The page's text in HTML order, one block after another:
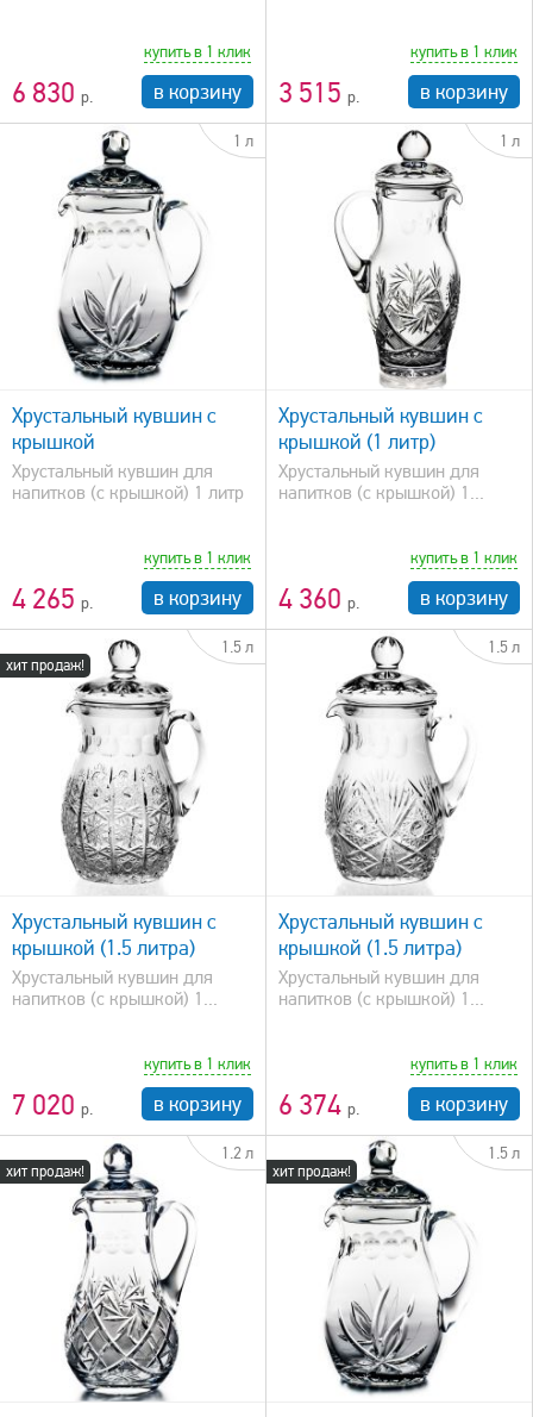
6 830
купить в 1 клик
в корзину 3 515
купить в 1 клик
в корзину
1 л
Хрустальный кувшин с
крышкой
Хрустальный кувшин для
напитков (с крышкой) 1 литр
4 265
купить в 1 клик
в корзину
1 л
быстрый просмотр
Хрустальный кувшин с
крышкой (1 литр)
Хрустальный кувшин для
напитков (с крышкой) 1...
4 360
купить в 1 клик
в корзину
хит продаж!
1.5 л
Хрустальный кувшин с
крышкой (1.5 литра)
Хрустальный кувшин для
напитков (с крышкой) 1...
7 020
купить в 1 клик
в корзину
1.5 л
быстрый просмотр
Хрустальный кувшин с
крышкой (1.5 литра)
Хрустальный кувшин для
напитков (с крышкой) 1...
6 374
купить в 1 клик
в корзину
хит продаж!
1.2 л
хит продаж!
1.5 л
быстрый просмотр